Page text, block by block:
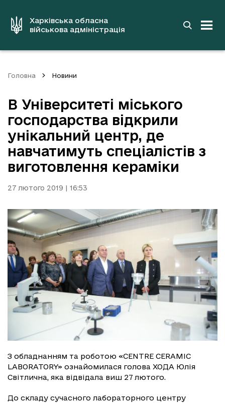
вмістуХарківська обласна
військова адміністрація
Головна Новини
В Університеті міського
господарства відкрили
унікальний центр, де
навчатимуть спеціалістів з
виготовлення кераміки
27 лютого 2019 | 16:53
З обладнанням та роботою «CENTRЕ CERAMIC
LABORATORY» ознайомилася голова ХОДА Юлія
Світлична, яка відвідала виш 27 лютого.
До складу сучасного лабораторного центру